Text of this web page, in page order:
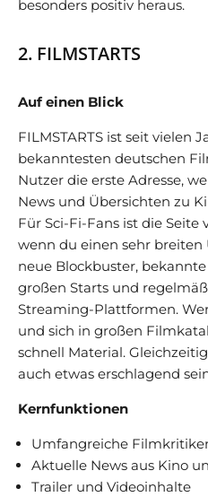
besonders positiv heraus.
2. FILMSTARTS
Auf einen Blick
FILMSTARTS ist seit vielen
bekanntesten deutschen
Nutzer die erste Adresse,
News und Übersichten zu
Für Sci-Fi-Fans ist die
wenn du einen sehr
neue Blockbuster,
großen Starts und
Streaming-Plattformen.
und sich in großen
schnell Material.
auch etwas erschlagend
Kernfunktionen
Umfangreiche
Aktuelle News aus Kino
Trailer und Videoinhalte